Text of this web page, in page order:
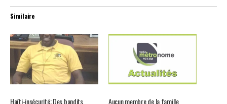
Similaire
Haïti-insécurité: Des bandits
Aucun membre de la famille